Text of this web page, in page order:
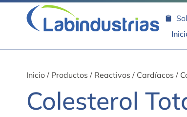
Inicio/ Productos / Reactivos / Cardíacos /
Colesterol